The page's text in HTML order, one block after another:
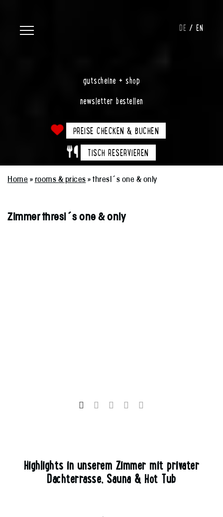
DE EN
gutscheine + shop
newsletter bestellen
PREISE CHECKEN & BUCHEN
TISCH RESERVIEREN
Home » rooms & prices » thresl´s one & only
Zimmer thresl´s one & only
Highlights in unserem Zimmer mit privater
Dachterrasse, Sauna & Hot Tub